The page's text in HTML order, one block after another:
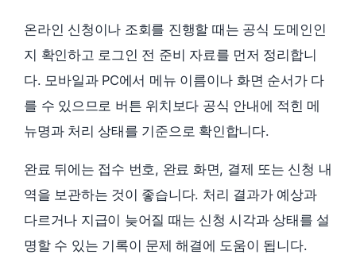
온라인 신청이나 조회를 진행할 때는 공식 도메인인
지 확인하고 로그인 전 준비 자료를 먼저 정리합니
다. 모바일과 PC에서 메뉴 이름이나 화면 순서가 다
를 수 있으므로 버튼 위치보다 공식 안내에 적힌 메
뉴명과 처리 상태를 기준으로 확인합니다.
완료 뒤에는 접수 번호, 완료 화면, 결제 또는 신청 내
역을 보관하는 것이 좋습니다. 처리 결과가 예상과
다르거나 지급이 늦어질 때는 신청 시각과 상태를 설
명할 수 있는 기록이 문제 해결에 도움이 됩니다.